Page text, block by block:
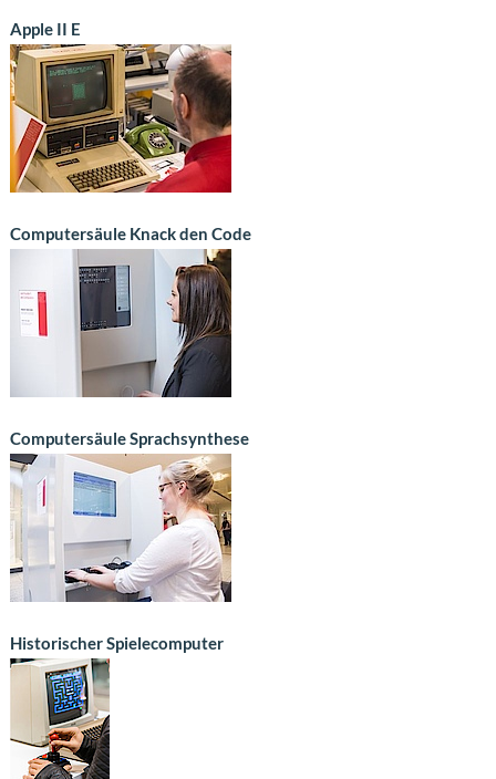
Apple II E
Computersäule Knack den Code
Computersäule Sprachsynthese
Historischer Spielecomputer